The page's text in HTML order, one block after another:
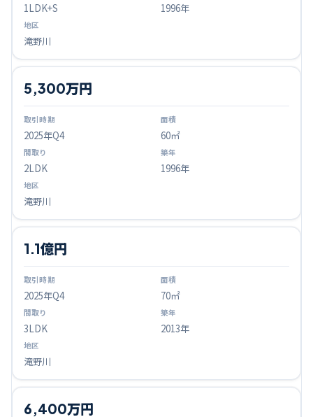
1LDK+S 1996年
滝野川
2025年Q4
5,300万円
60㎡
2LDK 1996年
滝野川
2025年Q4
1.1億円
70㎡
3LDK 2013年
滝野川
6,400万円